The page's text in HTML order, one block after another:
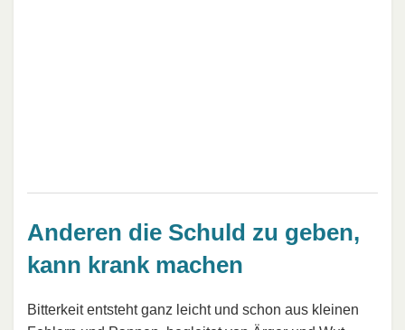
Anderen die Schuld zu geben,
kann krank machen
Bitterkeit entsteht ganz leicht und schon aus kleinen